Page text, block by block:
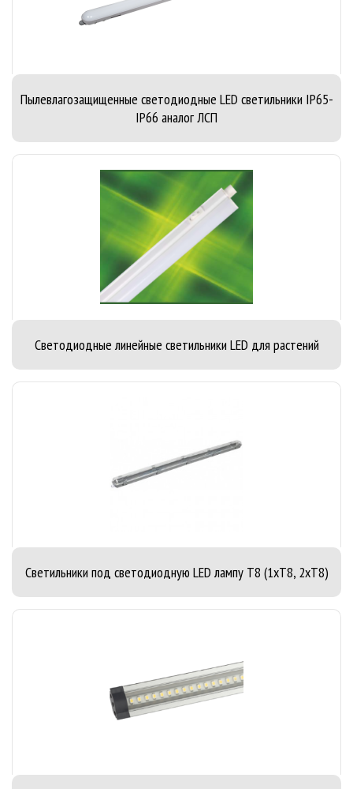
Пылевлагозащищенные светодиодные LED светильники IP65-
IP66 аналог ЛСП
Светодиодные линейные светильники LED для растений
Светильники под светодиодную LED лампу T8 (1хT8, 2хT8)